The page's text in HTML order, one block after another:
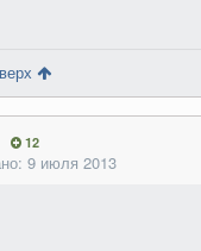
12
9 июля 2013